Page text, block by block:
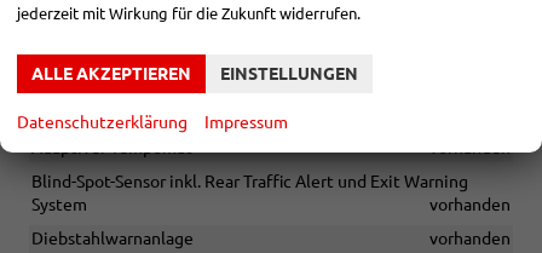
Park Assist Plus
Schlüssellose Bedienung
Verkehrsschilderkennung
Adaptiver Tempomat
vorhanden
Blind-Spot-Sensor inkl. Rear Traffic Alert und Exit Warning
System
vorhanden
Diebstahlwarnanlage
vorhanden
jederzeit mit Wirkung für die Zukunft widerrufen.
ALLE AKZEPTIEREN EINSTELLUNGEN
Datenschutzerklärung Impressum